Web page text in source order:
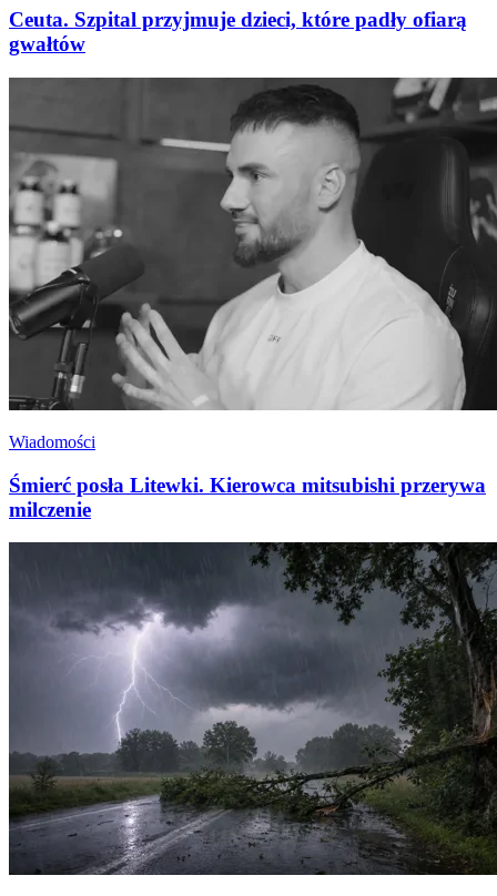
Ceuta. Szpital przyjmuje dzieci, które padły ofiarą
gwałtów
Wiadomości
Śmierć posła Litewki. Kierowca mitsubishi przerywa
milczenie